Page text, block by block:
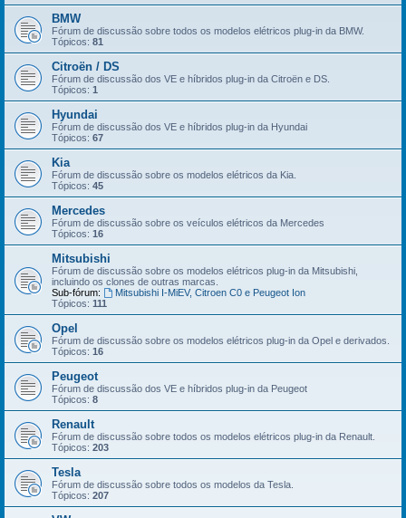
BMW
Fórum de discussão sobre todos os modelos elétricos plug-in da BMW.
Tópicos: 81
Citroën / DS
Fórum de discussão dos VE e híbridos plug-in da Citroën e DS.
Tópicos: 1
Hyundai
Fórum de discussão dos VE e híbridos plug-in da Hyundai
Tópicos: 67
Kia
Fórum de discussão sobre os modelos elétricos da Kia.
Tópicos: 45
Mercedes
Fórum de discussão sobre os veículos elétricos da Mercedes
Tópicos: 16
Mitsubishi
Fórum de discussão sobre os modelos elétricos plug-in da Mitsubishi,
incluindo os clones de outras marcas.
Sub-fórum:
Mitsubishi I-MiEV, Citroen C0 e Peugeot Ion
Tópicos: 111
Opel
Fórum de discussão sobre os modelos elétricos plug-in da Opel e derivados.
Tópicos: 16
Peugeot
Fórum de discussão dos VE e híbridos plug-in da Peugeot
Tópicos: 8
Renault
Fórum de discussão sobre todos os modelos elétricos plug-in da Renault.
Tópicos: 203
Tesla
Fórum de discussão sobre todos os modelos da Tesla.
Tópicos: 207